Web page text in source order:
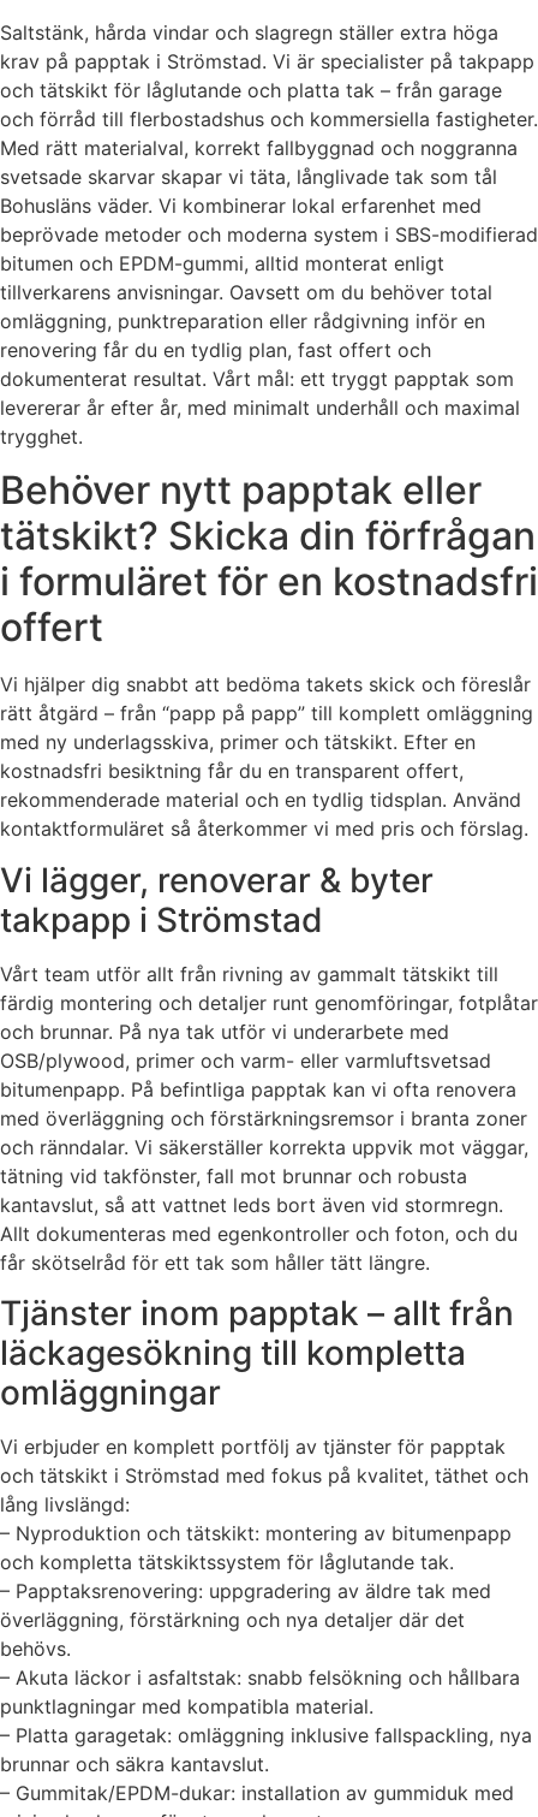
Saltstänk, hårda vindar och slagregn ställer extra höga
krav på papptak i Strömstad. Vi är specialister på takpapp
och tätskikt för låglutande och platta tak – från garage
och förråd till flerbostadshus och kommersiella fastigheter.
Med rätt materialval, korrekt fallbyggnad och noggranna
svetsade skarvar skapar vi täta, långlivade tak som tål
Bohusläns väder. Vi kombinerar lokal erfarenhet med
beprövade metoder och moderna system i SBS-modifierad
bitumen och EPDM-gummi, alltid monterat enligt
tillverkarens anvisningar. Oavsett om du behöver total
omläggning, punktreparation eller rådgivning inför en
renovering får du en tydlig plan, fast offert och
dokumenterat resultat. Vårt mål: ett tryggt papptak som
levererar år efter år, med minimalt underhåll och maximal
trygghet.
Behöver nytt papptak eller
tätskikt? Skicka din förfrågan
i formuläret för en kostnadsfri
offert
Vi hjälper dig snabbt att bedöma takets skick och föreslår
rätt åtgärd – från “papp på papp” till komplett omläggning
med ny underlagsskiva, primer och tätskikt. Efter en
kostnadsfri besiktning får du en transparent offert,
rekommenderade material och en tydlig tidsplan. Använd
kontaktformuläret så återkommer vi med pris och förslag.
Vi lägger, renoverar & byter
takpapp i Strömstad
Vårt team utför allt från rivning av gammalt tätskikt till
färdig montering och detaljer runt genomföringar, fotplåtar
och brunnar. På nya tak utför vi underarbete med
OSB/plywood, primer och varm- eller varmluftsvetsad
bitumenpapp. På befintliga papptak kan vi ofta renovera
med överläggning och förstärkningsremsor i branta zoner
och ränndalar. Vi säkerställer korrekta uppvik mot väggar,
tätning vid takfönster, fall mot brunnar och robusta
kantavslut, så att vattnet leds bort även vid stormregn.
Allt dokumenteras med egenkontroller och foton, och du
får skötselråd för ett tak som håller tätt längre.
Tjänster inom papptak – allt från
läckagesökning till kompletta
omläggningar
Vi erbjuder en komplett portfölj av tjänster för papptak
och tätskikt i Strömstad med fokus på kvalitet, täthet och
lång livslängd:
– Nyproduktion och tätskikt: montering av bitumenpapp
och kompletta tätskiktssystem för låglutande tak.
– Papptaksrenovering: uppgradering av äldre tak med
överläggning, förstärkning och nya detaljer där det
behövs.
– Akuta läckor i asfaltstak: snabb felsökning och hållbara
punktlagningar med kompatibla material.
– Platta garagetak: omläggning inklusive fallspackling, nya
brunnar och säkra kantavslut.
– Gummitak/EPDM-dukar: installation av gummiduk med